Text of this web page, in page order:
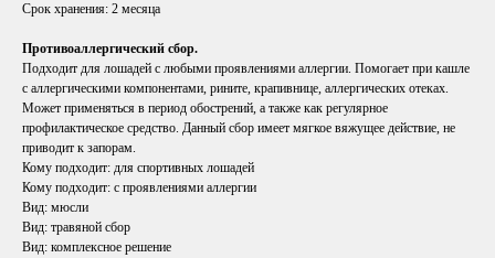
Срок хранения: 2 месяца
Противоаллергический сбор.
Подходит для лошадей с любыми проявлениями аллергии. Помогает при кашле
с аллергическими компонентами, рините, крапивнице, аллергических отеках.
Может применяться в период обострений, а также как регулярное
профилактическое средство. Данный сбор имеет мягкое вяжущее действие, не
приводит к запорам.
Кому подходит: для спортивных лошадей
Кому подходит: с проявлениями аллергии
Вид: мюсли
Вид: травяной сбор
Вид: комплексное решение